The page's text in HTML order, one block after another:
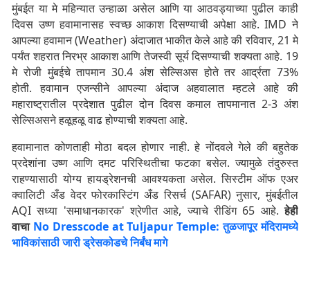
मुंबईत या मे महिन्यात उन्हाळा असेल आणि या आठवड्याच्या पुढील काही
दिवस उष्ण हवामानासह स्वच्छ आकाश दिसण्याची अपेक्षा आहे. IMD ने
आपल्या हवामान (Weather) अंदाजात भाकीत केले आहे की रविवार, 21 मे
पर्यंत शहरात निरभ्र आकाश आणि तेजस्वी सूर्य दिसण्याची शक्यता आहे. 19
मे रोजी मुंबईचे तापमान 30.4 अंश सेल्सिअस होते तर आर्द्रता 73%
होती. हवामान एजन्सीने आपल्या अंदाज अहवालात म्हटले आहे की
महाराष्ट्रातील प्रदेशात पुढील दोन दिवस कमाल तापमानात 2-3 अंश
सेल्सिअसने हळूहळू वाढ होण्याची शक्यता आहे.
हवामानात कोणताही मोठा बदल होणार नाही. हे नोंदवले गेले की बहुतेक
प्रदेशांना उष्ण आणि दमट परिस्थितीचा फटका बसेल. ज्यामुळे तंदुरुस्त
राहण्यासाठी योग्य हायड्रेशनची आवश्यकता असेल. सिस्टीम ऑफ एअर
क्वालिटी अँड वेदर फोरकास्टिंग अँड रिसर्च (SAFAR) नुसार, मुंबईतील
AQI सध्या 'समाधानकारक' श्रेणीत आहे, ज्याचे रीडिंग 65 आहे.हेही
वाचा No Dresscode at Tuljapur Temple: तुळजापूर मंदिरामध्ये
भाविकांसाठी जारी ड्रेसकोडचे निर्बंध मागे